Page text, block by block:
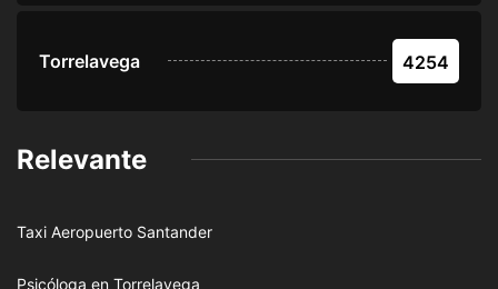
Torrelavega 4254
Relevante
Taxi Aeropuerto Santander
Psicóloga en Torrelavega